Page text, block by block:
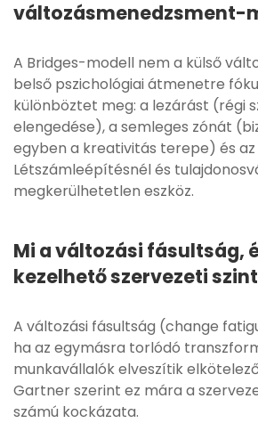
változásmenedzsment-
A Bridges-modell nem a külső
belső pszichológiai átmenetre
különböztet meg: a lezárást (régi
elengedése), a semleges zónát
egyben a kreativitás terepe) és az
Létszámleépítésnél és
megkerülhetetlen eszköz.
Mi a változási fásultság,
kezelhető szervezeti
A változási fásultság (change
ha az egymásra torlódó
munkavállalók elveszítik
Gartner szerint ez mára a
számú kockázata.